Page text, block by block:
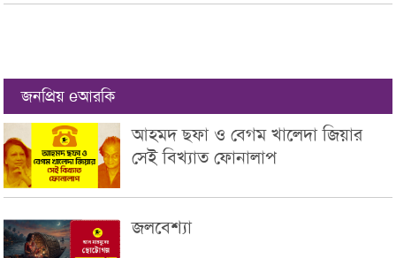
জনপ্রিয় eআরকি
আহমদ ছফা ও বেগম খালেদা জিয়ার
সেই বিখ্যাত ফোনালাপ
জলবেশ্যা